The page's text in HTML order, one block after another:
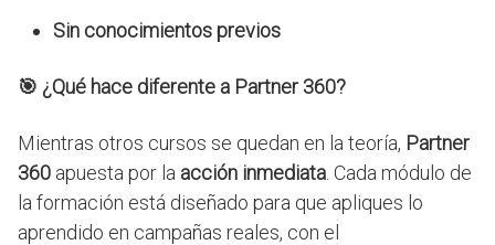
Sin conocimientos previos
🎯 ¿Qué hace diferente a Partner 360?
Mientras otros cursos se quedan en la teoría, Partner
360 apuesta por la acción inmediata . Cada módulo de
la formación está diseñado para que apliques lo
aprendido en campañas reales, con el